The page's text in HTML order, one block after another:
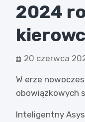
2024
20 czerwca
W erze
obowiązkowych
Inteligentny